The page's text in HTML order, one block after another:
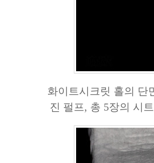
화이트시크릿 홀의 단
진 펄프, 총 5장의 시